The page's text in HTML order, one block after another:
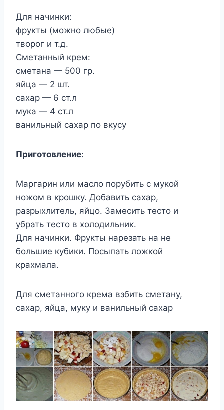
Для начинки:
фрукты (можно любые)
творог и т.д.
Сметанный крем:
сметана — 500 гр.
яйца — 2 шт.
сахар — 6 ст.л
мука — 4 ст.л
ванильный сахар по вкусу
Приготовление:
Маргарин или масло порубить с мукой
ножом в крошку. Добавить сахар,
разрыхлитель, яйцо. Замесить тесто и
убрать тесто в холодильник.
Для начинки. Фрукты нарезать на не
большие кубики. Посыпать ложкой
крахмала.
Для сметанного крема взбить сметану,
сахар, яйца, муку и ванильный сахар